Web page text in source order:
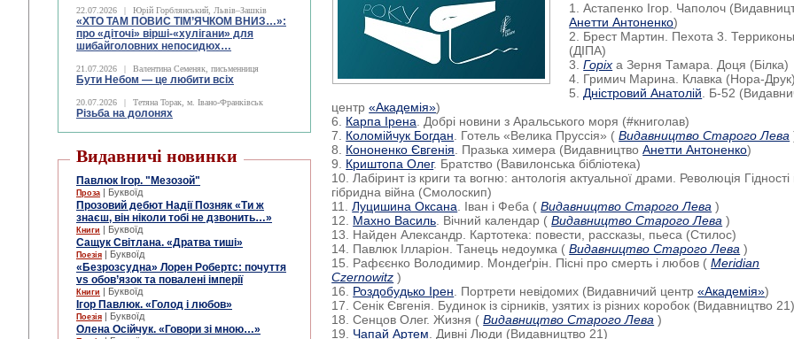
22.07.2026 | Юрій Горблянський, Львів–Зашків
«ХТО ТАМ ПОВИС ТІМ’ЯЧКОМ ВНИЗ…»:
про «діточі» вірші-«хулігани» для
шибайголовних непосидюх…
21.07.2026 | Валентина Семеняк, письменниця
Бути Небом ― це любити всіх
20.07.2026 | Тетяна Торак, м. Івано-Франківськ
Різьба на долонях
Видавничі новинки
Павлюк Ігор. "Мезозой"
Проза | Буквоїд
Прозовий дебют Надії Позняк «Ти ж
знаєш, він ніколи тобі не дзвонить…»
Книги | Буквоїд
Сащук Світлана. «Дратва тиші»
Поезія | Буквоїд
«Безрозсудна» Лорен Робертс: почуття
vs обов’язок та повалені імперії
Книги | Буквоїд
Ігор Павлюк. «Голод і любов»
Поезія | Буквоїд
Олена Осійчук. «Говори зі мною…»
1. Астапенко Ігор. Чаполоч
Анетти Антоненко)
2. Брест Мартин. Пехота 3. Терриконы
(ДІПА)
3.Горіх а Зерня Тамара. Доця (Білка)
4. Гримич Марина. Клавка (Нора-Друк)
5. Дністровий Анатолій . Б-52
центр«Академія»)
6. Карпа Ірена . Добрі новини з Аральського моря (#книголав)
7. Коломійчук Богдан . Готель «Велика Пруссія» ( Видавництво Старого Лева
8. Кононенко Євгенія . Празька химера (ВидавництвоАнетти Антоненко)
9. Криштопа Олег. Братство (Вавилонська бібліотека)
10. Лабіринт із криги та вогню: антологія актуальної драми. Революція Гідності
гібридна війна (Смолоскип)
11.Луцишина Оксана . Іван і Феба ( Видавництво Старого Лева )
12. Махно Василь . Вічний календар ( Видавництво Старого Лева )
13. Найден Александр. Картотека: повести, рассказы, пьеса (Стилос)
14. Павлюк Ілларіон. Танець недоумка ( Видавництво Старого Лева )
15. Рафєєнко Володимир. Мондеґрін. Пісні про смерть і любов ( Meridian
Czernowitz )
16. Роздобудько Ірен . Портрети невідомих (Видавничий центр«Академія»)
17. Сенік Євгенія. Будинок із сірників, узятих із різних коробок (Видавництво 21)
18. Сенцов Олег. Жизня ( Видавництво Старого Лева )
19. Чапай Артем . Дивні Люди (Видавництво 21)